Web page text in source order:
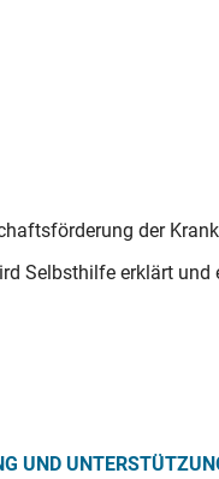
der
Selbsthilfe erklärt
UND